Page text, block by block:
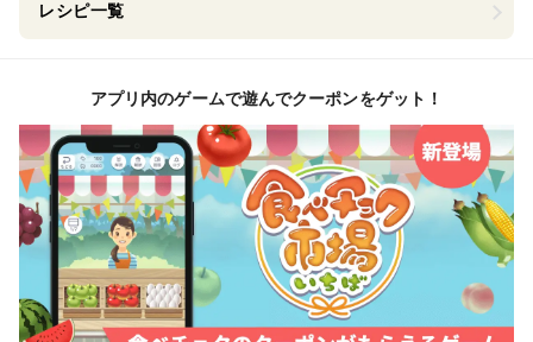
レシピ一覧
アプリ内のゲームで遊んでクーポンをゲット！